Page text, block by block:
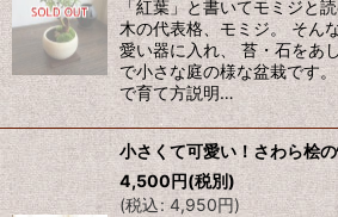
「紅葉」と書いてモミジと
木の代表格、モミジ。 そん
愛い器に入れ、 苔・石をあ
で小さな庭の様な盆栽です
で育て方説明…
小さくて可愛い！さわら桧
4,500円(税別)
(税込: 4,950円)